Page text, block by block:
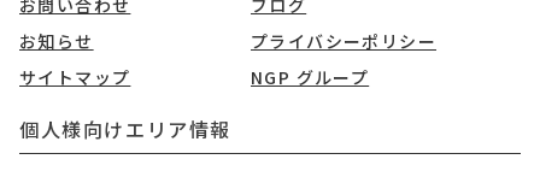
お知らせ
プライバシーポリシー
サイトマップ
NGP グループ
個人様向けエリア情報